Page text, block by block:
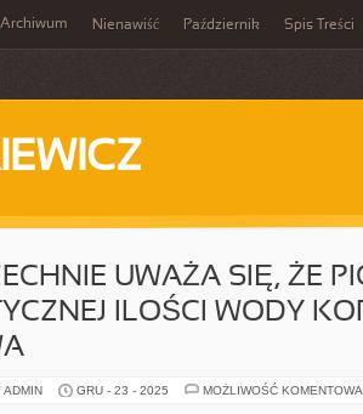
Archiwum Nienawiść Październik Spis Treści
UWAŻA SIĘ, ŻE
ILOŚCI WODY
ADMIN GRU - 23 - 2025 MOŻLIWOŚĆ